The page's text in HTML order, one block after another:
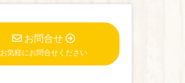
お問合せ
お気軽にお問合せください